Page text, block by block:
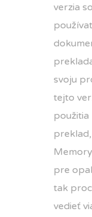
verzia
svoju
tejto
pre
tak
vedieť